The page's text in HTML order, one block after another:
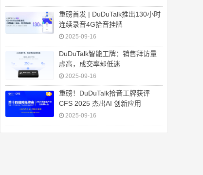
重磅首发 | DuDuTalk推出130小时
连续录音4G拾音挂牌
2025-09-16
DuDuTalk智能工牌：销售拜访量
虚高，成交率却低迷
2025-09-16
重磅！DuDuTalk拾音工牌获评
CFS 2025 杰出AI 创新应用
2025-09-16